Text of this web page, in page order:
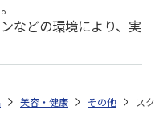
などの環境により、実
美容・健康 その他 ス